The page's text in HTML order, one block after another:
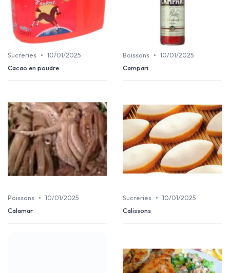
Sucreries • 10/01/2025
Cacao en poudre
Boissons • 10/01/2025
Campari
Poissons • 10/01/2025
Calamar
Sucreries • 10/01/2025
Calissons